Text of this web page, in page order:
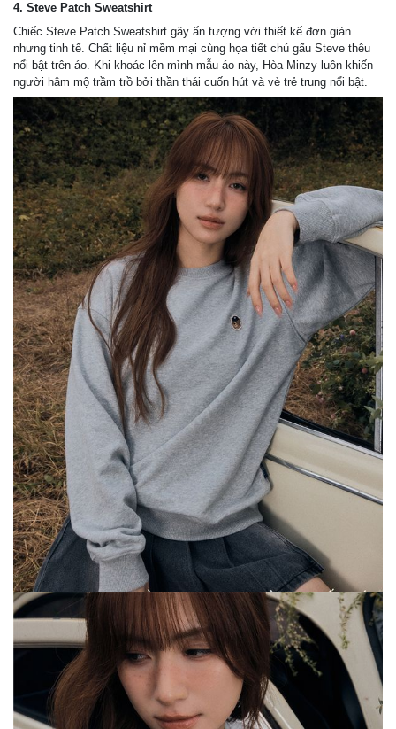
4. Steve Patch Sweatshirt
Chiếc Steve Patch Sweatshirt gây ấn tượng với thiết kế đơn giản
nhưng tinh tế. Chất liệu nỉ mềm mại cùng họa tiết chú gấu Steve thêu
nổi bật trên áo. Khi khoác lên mình mẫu áo này, Hòa Minzy luôn khiến
người hâm mộ trầm trồ bởi thần thái cuốn hút và vẻ trẻ trung nổi bật.